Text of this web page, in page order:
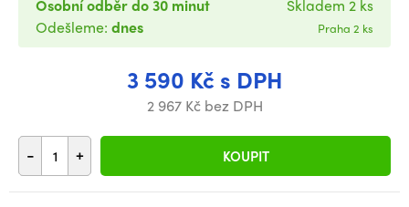
3 590 Kč s DPH
2 967 Kč bez DPH
- + KOUPIT
Osobní odběr do 30 minut
Odešleme: dnes
Skladem 2 ks
Praha 2 ks